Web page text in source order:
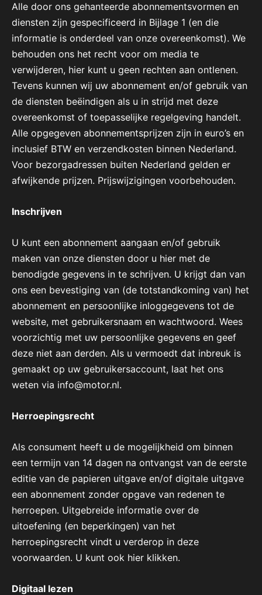
Alle door ons gehanteerde abonnementsvormen en
diensten zijn gespecificeerd in Bijlage 1 (en die
informatie is onderdeel van onze overeenkomst). We
behouden ons het recht voor om media te
verwijderen, hier kunt u geen rechten aan ontlenen.
Tevens kunnen wij uw abonnement en/of gebruik van
de diensten beëindigen als u in strijd met deze
overeenkomst of toepasselijke regelgeving handelt.
Alle opgegeven abonnementsprijzen zijn in euro’s en
inclusief BTW en verzendkosten binnen Nederland.
Voor bezorgadressen buiten Nederland gelden er
afwijkende prijzen. Prijswijzigingen voorbehouden.
Inschrijven
U kunt een abonnement aangaan en/of gebruik
maken van onze diensten door u hier met de
benodigde gegevens in te schrijven. U krijgt dan van
ons een bevestiging van (de totstandkoming van) het
abonnement en persoonlijke inloggegevens tot de
website, met gebruikersnaam en wachtwoord. Wees
voorzichtig met uw persoonlijke gegevens en geef
deze niet aan derden. Als u vermoedt dat inbreuk is
gemaakt op uw gebruikersaccount, laat het ons
weten via info@motor.nl.
Herroepingsrecht
Als consument heeft u de mogelijkheid om binnen
een termijn van 14 dagen na ontvangst van de eerste
editie van de papieren uitgave en/of digitale uitgave
een abonnement zonder opgave van redenen te
herroepen. Uitgebreide informatie over de
uitoefening (en beperkingen) van het
herroepingsrecht vindt u verderop in deze
voorwaarden. U kunt ook hier klikken.
Digitaal lezen